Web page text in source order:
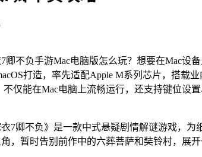
卿不负手游Mac电脑版怎么玩？想要在Mac设
打造，率先适配Apple M系列芯片，搭载
不仅能在Mac电脑上流畅运行，还支持键位设
衣7卿不负》是一款中式悬疑剧情解谜游戏，
，暂时告别前作中的六葬菩萨和奘铃村，展